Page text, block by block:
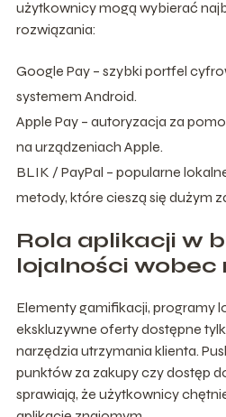
użytkownicy mogą wybierać
rozwiązania:
Google Pay – szybki portfel
systemem Android.
Apple Pay – autoryzacja za
na urządzeniach Apple.
BLIK / PayPal – popularne
metody, które cieszą się dużym
Rola aplikacji w
lojalności wobec
Elementy gamifikacji, programy
ekskluzywne oferty dostępne
narzędzia utrzymania klienta.
punktów za zakupy czy dostęp
sprawiają, że użytkownicy